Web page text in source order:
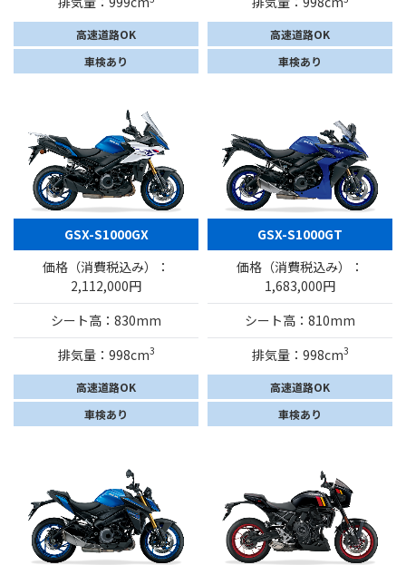
高速道路OK
車検あり
高速道路OK
車検あり
GSX-S1000GX
価格（消費税込み）：
2,112,000円
シート高：830mm
排気量：998cm3
高速道路OK
車検あり
GSX-S1000GT
価格（消費税込み）：
1,683,000円
シート高：810mm
排気量：998cm3
高速道路OK
車検あり